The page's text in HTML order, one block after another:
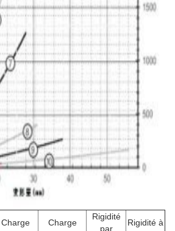
Charge
Charge
Rigidité
par
Rigidité à